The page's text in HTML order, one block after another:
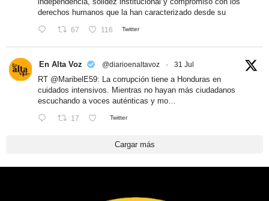
derechos humanos que la han caracterizado desde su
67 116 Twitter
En Alta Voz @diarioenaltavoz · 31 Jul
RT @MaribelE59: La corrupción tiene a Honduras en
cuidados intensivos. Mientras no hayan más ciudadanos
escuchando a voces auténticas y mo…
17 Twitter
Cargar más